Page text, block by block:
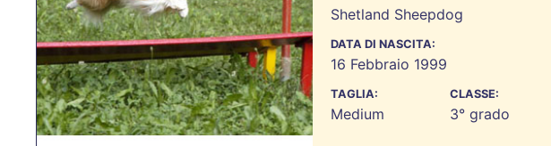
Shetland Sheepdog
DATA DI NASCITA:
16 Febbraio 1999
TAGLIA:
Medium
CLASSE:
3° grado